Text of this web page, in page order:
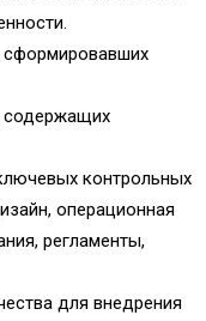
сформировавших
содержащих
контрольных
операционная
регламенты,
для внедрения